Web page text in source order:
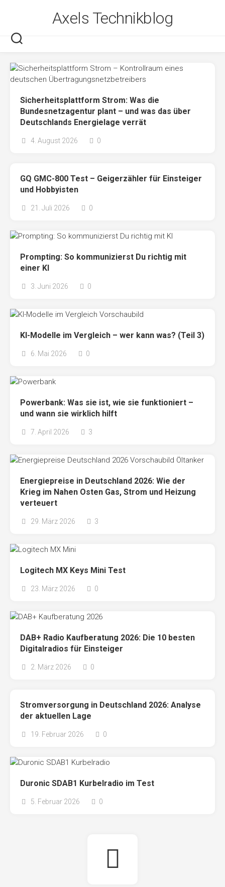
Axels Technikblog
Sicherheitsplattform Strom: Was die
Bundesnetzagentur plant – und was das über
Deutschlands Energielage verrät
4. August 2026 0
GQ GMC-800 Test – Geigerzähler für Einsteiger
und Hobbyisten
21. Juli 2026 0
Prompting: So kommunizierst Du richtig mit
einer KI
3. Juni 2026 0
KI-Modelle im Vergleich – wer kann was? (Teil 3)
6. Mai 2026 0
Powerbank: Was sie ist, wie sie funktioniert –
und wann sie wirklich hilft
7. April 2026 3
Energiepreise in Deutschland 2026: Wie der
Krieg im Nahen Osten Gas, Strom und Heizung
verteuert
29. März 2026 3
Logitech MX Keys Mini Test
23. März 2026 0
DAB+ Radio Kaufberatung 2026: Die 10 besten
Digitalradios für Einsteiger
2. März 2026 0
Stromversorgung in Deutschland 2026: Analyse
der aktuellen Lage
19. Februar 2026 0
Duronic SDAB1 Kurbelradio im Test
5. Februar 2026 0